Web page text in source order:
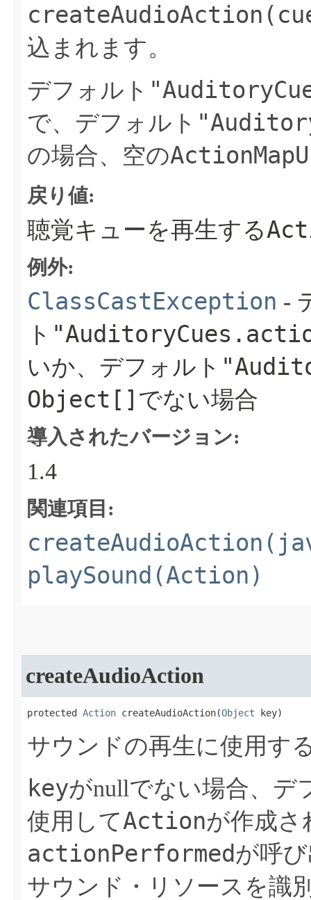
込まれます。
デフォルト
で、デフォルト
の場合、空の
戻り値:
聴覚キューを再生する
例外:
ClassCastException -
ト
いか、デフォルト
Object[] でない場合
導入されたバージョン:
1.4
関連項目:
playSound(Action)
createAudioAction
protected Action createAudioAction​(Object key)
サウンドの再生に使用す
keyがnullでない場合、デ
使用してActionが作成さ
actionPerformedが呼
サウンド・リソースを識